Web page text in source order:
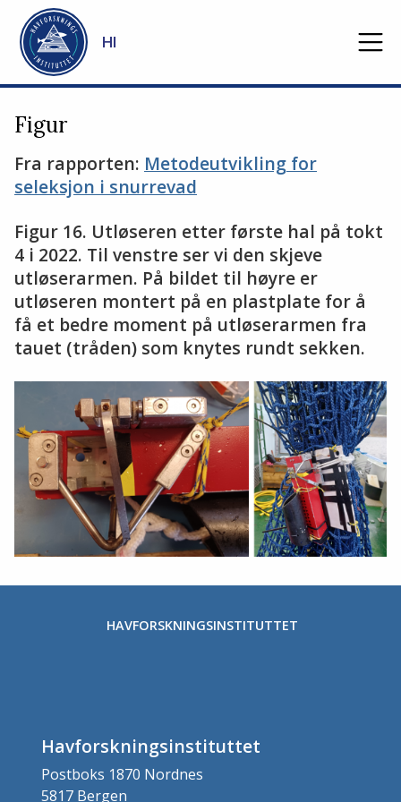
Gå til hovedinnhold
HI
Figur
Fra rapporten: Metodeutvikling for
seleksjon i snurrevad
Figur 16. Utløseren etter første hal på tokt
4 i 2022. Til venstre ser vi den skjeve
utløserarmen. På bildet til høyre er
utløseren montert på en plastplate for å
få et bedre moment på utløserarmen fra
tauet (tråden) som knytes rundt sekken.
HAVFORSKNINGSINSTITUTTET
Havforskningsinstituttet
Postboks 1870 Nordnes
5817 Bergen